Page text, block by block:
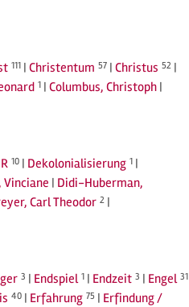
111 | Christentum 57 | Christus 52 |
1 | Columbus, Christoph |
10 | Dekolonialisierung 1 |
Vinciane | Didi-Huberman,
Carl Theodor 2 |
3 | Endspiel 1 | Endzeit 3 | Engel 31
40 | Erfahrung 75 | Erfindung /